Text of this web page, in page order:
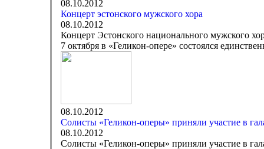
08.10.2012
Концерт эстонского мужского хора
08.10.2012
Концерт Эстонского национального мужского
7 октября в «Геликон-опере» состоялся
08.10.2012
Солисты «Геликон-оперы» приняли участие в
08.10.2012
Солисты «Геликон-оперы» приняли участие в